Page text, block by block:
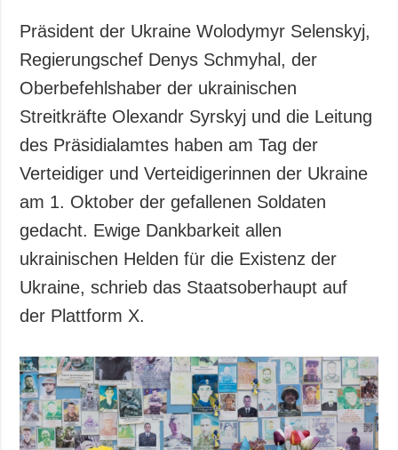
Kultur
Sport
Kriminalität
Notstand und
Notfälle
ZUSÄTZLICH
Veröffentlichungen
Interview
Fotos
Video
LEISTUNGEN
Abonnement
Fotobank
Präsident der Ukraine Wolodymyr Selenskyj,
Regierungschef Denys Schmyhal, der
Oberbefehlshaber der ukrainischen
Streitkräfte Olexandr Syrskyj und die Leitung
des Präsidialamtes haben am Tag der
Verteidiger und Verteidigerinnen der Ukraine
am 1. Oktober der gefallenen Soldaten
gedacht. Ewige Dankbarkeit allen
ukrainischen Helden für die Existenz der
Ukraine, schrieb das Staatsoberhaupt auf
der Plattform X.